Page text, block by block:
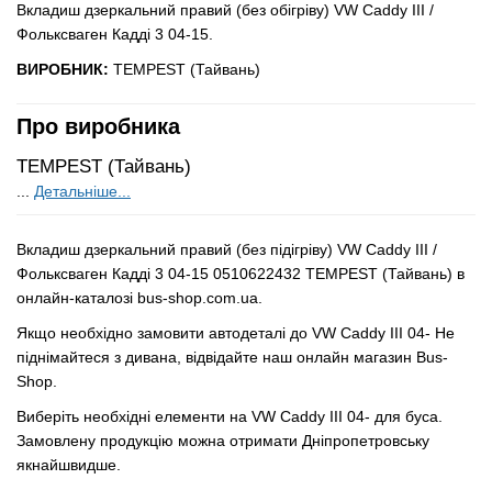
Вкладиш дзеркальний правий (без обігріву) VW Caddy III /
Фольксваген Кадді 3 04-15.
ВИРОБНИК: TEMPEST (Тайвань)
Про виробника
TEMPEST (Тайвань)
Детальніше...
Вкладиш дзеркальний правий (без підігріву) VW Caddy III /
Фольксваген Кадді 3 04-15 0510622432 TEMPEST (Тайвань) в
онлайн-каталозі bus-shop.com.ua.
Якщо необхідно замовити автодеталі до VW Caddy III 04- Не
піднімайтеся з дивана, відвідайте наш онлайн магазин Bus-
Shop.
Виберіть необхідні елементи на VW Caddy III 04- для буса.
Замовлену продукцію можна отримати Дніпропетровську
якнайшвидше.